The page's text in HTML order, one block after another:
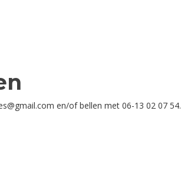
en/of bellen met 06-13 02 07 54.